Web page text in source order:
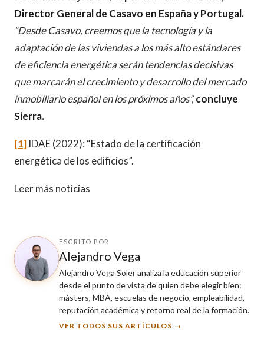
Director General de Casavo en España yPortugal.
“Desde Casavo, creemos que la tecnología y la
adaptación de las viviendas a los más alto estándares
de eficiencia energética serán tendencias decisivas
que marcarán el crecimiento y desarrollo del mercado
inmobiliario español en los próximos años”,concluye
Sierra.
[1] IDAE (2022): “Estado de la certificación
energética de los edificios”.
Leer más noticias
ESCRITO POR
Alejandro Vega
Alejandro Vega Soler analiza la educación superior
desde el punto de vista de quien debe elegir bien:
másters, MBA, escuelas de negocio, empleabilidad,
reputación académica y retorno real de la formación.
VER TODOS SUS ARTÍCULOS →